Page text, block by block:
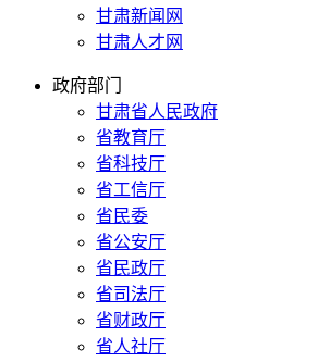
甘肃新闻网
甘肃人才网
政府部门
甘肃省人民政府
省教育厅
省科技厅
省工信厅
省民委
省公安厅
省民政厅
省司法厅
省财政厅
省人社厅